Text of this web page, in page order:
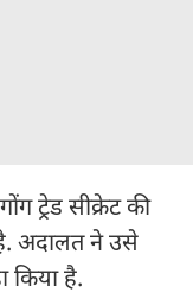
ट्रेड सीक्रेट की
अदालत ने उसे
किया है.